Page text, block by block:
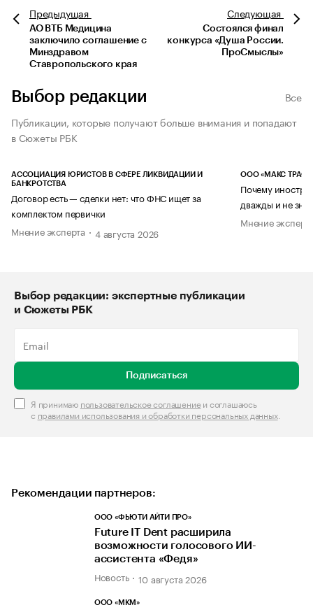
Предыдущая
АО ВТБ Медицина
заключило соглашение с
Минздравом
Ставропольского края
Следующая
Состоялся финал
конкурса «Душа России.
ПроСмыслы»
Выбор редакции
Все
Публикации, которые получают больше внимания и попадают
в Сюжеты РБК
АССОЦИАЦИЯ ЮРИСТОВ В СФЕРЕ ЛИКВИДАЦИИ И
БАНКРОТСТВА
Договор есть — сделки нет: что ФНС ищет за
комплектом первички
Мнение эксперта
4 августа 2026
ООО «МАКС ТРАСТ»
Почему
дважды и не
Мнение
Выбор редакции: экспертные публикации
и Сюжеты РБК
Подписаться
Я принимаю пользовательское соглашениеи соглашаюсь
с правилами использования и обработки персональных данных.
Рекомендации партнеров:
ООО «ФЬЮТИ АЙТИ ПРО»
Future IT Dent расширила
возможности голосового ИИ-
ассистента «Федя»
Новость 10 августа 2026
ООО «МКМ»